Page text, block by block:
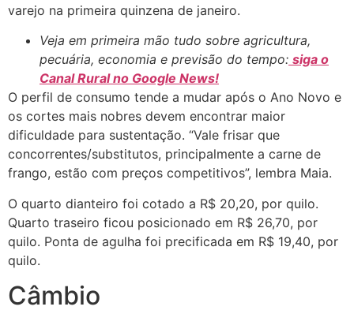
varejo na primeira quinzena de janeiro.
Veja em primeira mão tudo sobre agricultura,
pecuária, economia e previsão do tempo: siga o
Canal Rural no Google News!
O perfil de consumo tende a mudar após o Ano Novo e
os cortes mais nobres devem encontrar maior
dificuldade para sustentação. “Vale frisar que
concorrentes/substitutos, principalmente a carne de
frango, estão com preços competitivos”, lembra Maia.
O quarto dianteiro foi cotado a R$ 20,20, por quilo.
Quarto traseiro ficou posicionado em R$ 26,70, por
quilo. Ponta de agulha foi precificada em R$ 19,40, por
quilo.
Câmbio